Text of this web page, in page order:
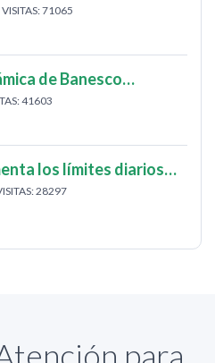
71065
de Banesco…
41603
los límites diarios…
28297
para